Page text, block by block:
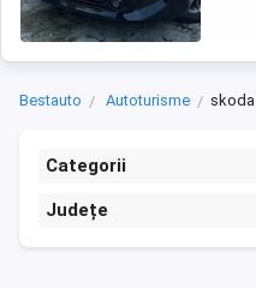
Bestauto Autoturisme skoda
Categorii
Județe